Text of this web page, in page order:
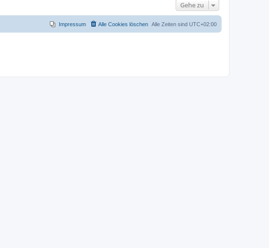
Gehe zu
Alle Zeiten sind UTC+02:00
Alle Cookies löschen
Impressum